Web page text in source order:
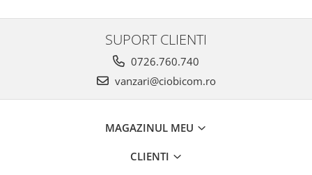
SUPORT CLIENTI
0726.760.740
vanzari@ciobicom.ro
MAGAZINUL MEU
CLIENTI